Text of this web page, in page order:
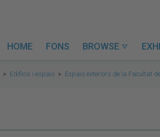
HOME FONS BROWSE 
Edificis i espais Espais exteriors de la Facultat